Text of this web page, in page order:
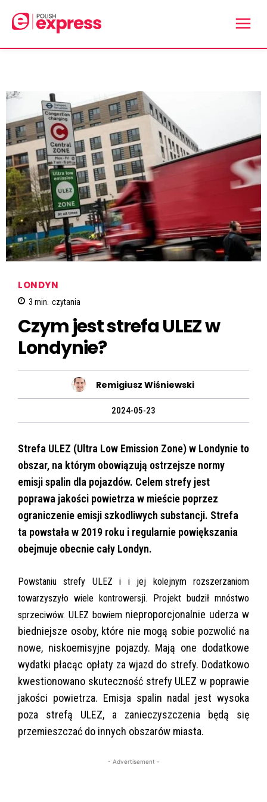
LONDYN
3 min. czytania
Czym jest strefa ULEZ w
Londynie?
Remigiusz Wiśniewski
2024-05-23
Strefa ULEZ (Ultra Low Emission Zone) w Londynie to
obszar, na którym obowiązują ostrzejsze normy
emisji spalin dla pojazdów. Celem strefy jest
poprawa jakości powietrza w mieście poprzez
ograniczenie emisji szkodliwych substancji. Strefa
ta powstała w 2019 roku i regularnie powiększania
obejmuje obecnie cały Londyn.
Powstaniu strefy ULEZ i i jej kolejnym rozszerzaniom
towarzyszyło wiele kontrowersji. Projekt budził mnóstwo
sprzeciwów. ULEZ bowiemnieproporcjonalnie uderza w
biedniejsze osoby, które nie mogą sobie pozwolić na
nowe, niskoemisyjne pojazdy. Mają one dodatkowe
wydatki płacąc opłaty za wjazd do strefy. Dodatkowo
kwestionowano skuteczność strefy ULEZ w poprawie
jakości powietrza. Emisja spalin nadal jest wysoka
poza strefą ULEZ, a zanieczyszczenia będą się
przemieszczać do innych obszarów miasta.
- Advertisement -